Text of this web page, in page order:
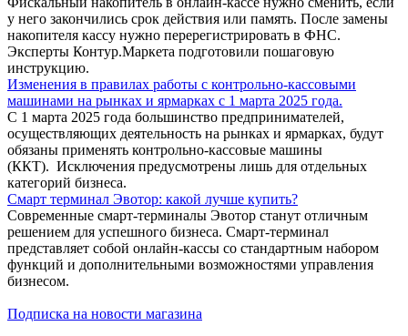
у него закончились срок действия или память. После замены
накопителя кассу нужно перерегистрировать в ФНС.
Эксперты Контур.Маркета подготовили пошаговую
инструкцию.
Изменения в правилах работы с контрольно-кассовыми
машинами на рынках и ярмарках с 1 марта 2025 года.
С 1 марта 2025 года большинство предпринимателей,
осуществляющих деятельность на рынках и ярмарках, будут
обязаны применять контрольно-кассовые машины
(ККТ). Исключения предусмотрены лишь для отдельных
категорий бизнеса.
Смарт терминал Эвотор: какой лучше купить?
Современные смарт-терминалы Эвотор станут отличным
решением для успешного бизнеса. Смарт-терминал
представляет собой онлайн-кассы со стандартным набором
функций и дополнительными возможностями управления
бизнесом.
Подписка на новости магазина